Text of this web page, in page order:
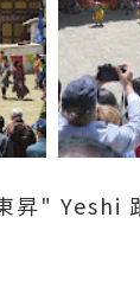
昇" Yeshi